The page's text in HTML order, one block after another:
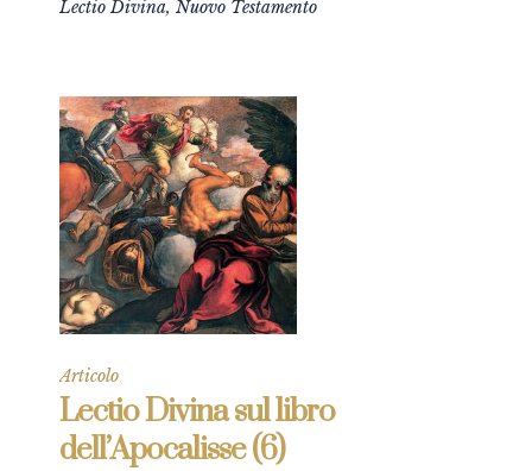
Lectio Divina, Nuovo Testamento
Articolo
Lectio Divina sul libro
dell’Apocalisse (6)